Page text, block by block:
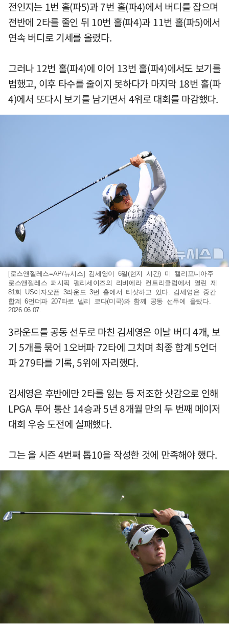
전인지는 1번 홀(파5)과 7번 홀(파4)에서 버디를 잡으며
전반에 2타를 줄인 뒤 10번 홀(파4)과 11번 홀(파5)에서
연속 버디로 기세를 올렸다.
그러나 12번 홀(파4)에 이어 13번 홀(파4)에서도 보기를
범했고, 이후 타수를 줄이지 못하다가 마지막 18번 홀(파
4)에서 또다시 보기를 남기면서 4위로 대회를 마감했다.
[로스앤젤레스=AP/뉴시스] 김세영이 6일(현지 시간) 미 캘리포니아주
로스앤젤레스 퍼시픽 팰리세이즈의 리비에라 컨트리클럽에서 열린 제
81회 US여자오픈 3라운드 3번 홀에서 티샷하고 있다. 김세영은 중간
합계 6언더파 207타로 넬리 코다(미국)와 함께 공동 선두에 올랐다.
2026.06.07.
3라운드를 공동 선두로 마친 김세영은 이날 버디 4개, 보
기 5개를 묶어 1오버파 72타에 그치며 최종 합계 5언더
파 279타를 기록, 5위에 자리했다.
김세영은 후반에만 2타를 잃는 등 저조한 샷감으로 인해
LPGA 투어 통산 14승과 5년 8개월 만의 두 번째 메이저
대회 우승 도전에 실패했다.
그는 올 시즌 4번째 톱10을 작성한 것에 만족해야 했다.